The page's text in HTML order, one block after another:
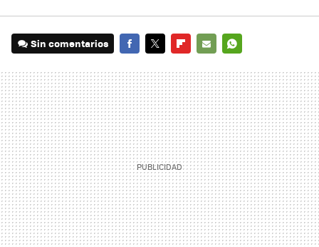
Sin comentarios
MAIL